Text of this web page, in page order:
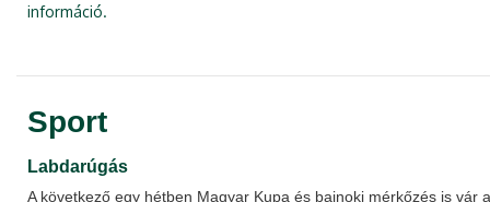
információ.
Sport
Labdarúgás
A következő egy hétben Magyar Kupa és bajnoki mérkőzés is vár